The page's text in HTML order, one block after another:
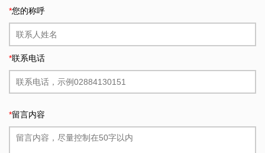
*您的称呼
*联系电话
*留言内容